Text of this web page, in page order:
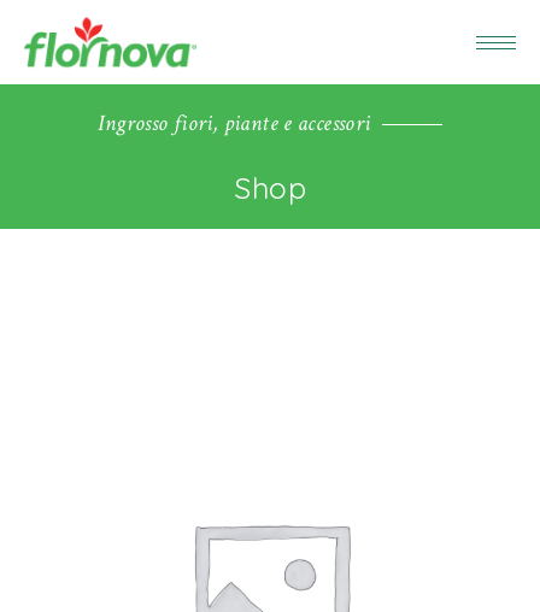
Ingrosso fiori, piante e accessori
Shop